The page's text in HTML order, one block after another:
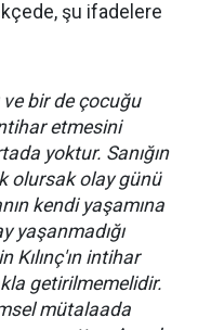
şu ifadelere
bir de çocuğu
etmesini
yoktur. Sanığın
olursak olay günü
kendi yaşamına
yaşanmadığı
Kılınç'ın intihar
getirilmemelidir.
mütalaada